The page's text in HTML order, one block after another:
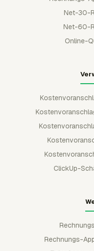
Net-30-
Net-60-
Online-
ClickUp-
Rechnungs-